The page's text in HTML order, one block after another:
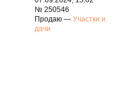
№ 250546
Продаю — Участки и
дачи